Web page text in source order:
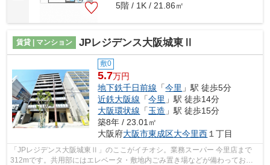
5階 / 1K / 21.86㎡
賃貸 | マンション JPレジデンス大阪城東Ⅱ
敷0
5.7万円
地下鉄千日前線 「今里 」駅 徒歩5分
近鉄大阪線 「今里 」駅 徒歩14分
大阪環状線 「玉造 」駅 徒歩15分
築8年 / 23.01㎡
大阪府大阪市東成区大今里西 １丁目
「JPレジデンス大阪城東Ⅱ」のここがイチオシ。業務スーパー 今里店まで
312mです。共用部にはエレベータ・敷地内ごみ置き場などが備わっており